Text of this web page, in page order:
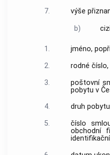
7.
výše
b)
1.
jméno,
2.
rodné číslo,
3.
poštovní
pobytu v
4.
druh
5.
číslo
obchodní